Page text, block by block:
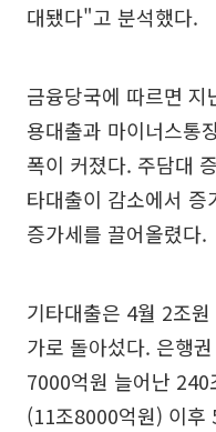
대됐다"고 분석했다.
금융당국에 따르면
용대출과 마이너스통
폭이 커졌다. 주담대
타대출이 감소에서
증가세를 끌어올렸다.
기타대출은 4월 2조
가로 돌아섰다. 은행
7000억원 늘어난
(11조8000억원) 이후